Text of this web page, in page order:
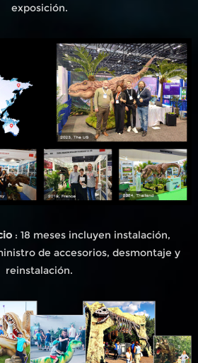
exposición.
: 18 meses incluyen instalación,
de accesorios, desmontaje y
reinstalación.